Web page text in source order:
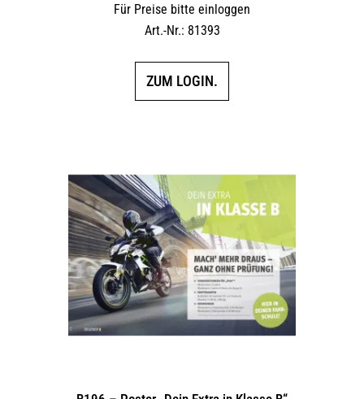
Für Preise bitte einloggen
Art.-Nr.: 81393
ZUM LOGIN.